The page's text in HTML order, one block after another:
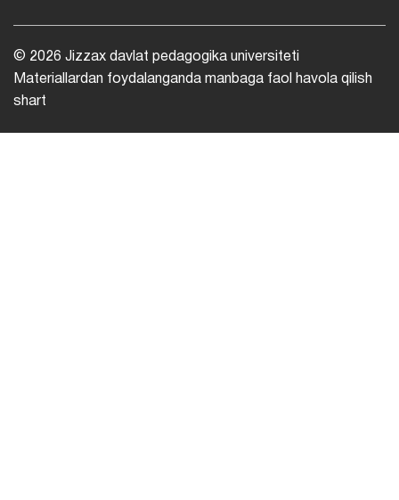
© 2026 Jizzax davlat pedagogika universiteti
Materiallardan foydalanganda manbaga faol havola qilish
shart